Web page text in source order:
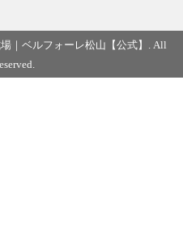
｜ベルフォーレ松山【公式】. All